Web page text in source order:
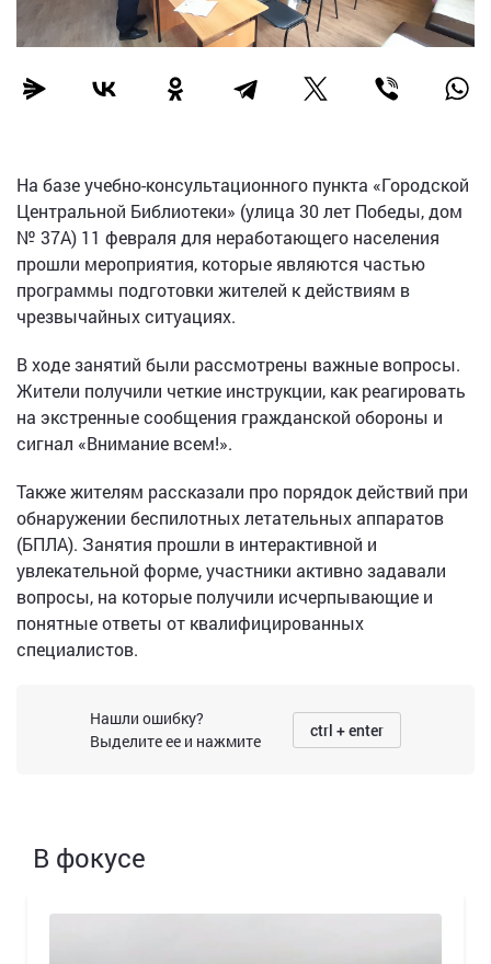
На базе учебно-консультационного пункта «Городской
Центральной Библиотеки» (улица 30 лет Победы, дом
№ 37А) 11 февраля для неработающего населения
прошли мероприятия, которые являются частью
программы подготовки жителей к действиям в
чрезвычайных ситуациях.
В ходе занятий были рассмотрены важные вопросы.
Жители получили четкие инструкции, как реагировать
на экстренные сообщения гражданской обороны и
сигнал «Внимание всем!».
Также жителям рассказали про порядок действий при
обнаружении беспилотных летательных аппаратов
(БПЛА). Занятия прошли в интерактивной и
увлекательной форме, участники активно задавали
вопросы, на которые получили исчерпывающие и
понятные ответы от квалифицированных
специалистов.
Нашли ошибку?
Выделите ее и нажмите
ctrl + enter
В фокусе